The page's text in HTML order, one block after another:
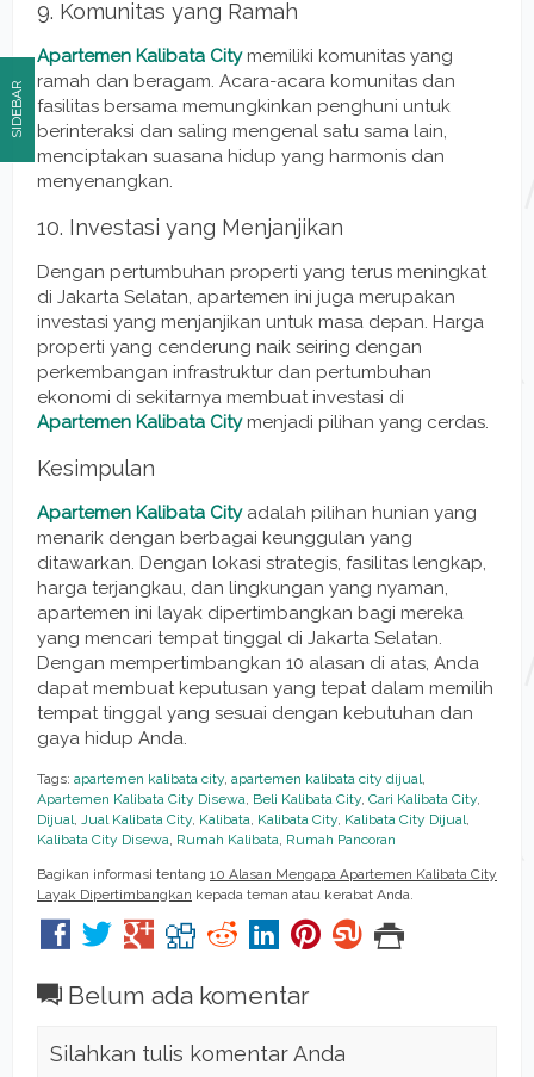
9. Komunitas yang Ramah
Apartemen Kalibata Citymemiliki komunitas yang
ramah dan beragam. Acara-acara komunitas dan
fasilitas bersama memungkinkan penghuni untuk
berinteraksi dan saling mengenal satu sama lain,
menciptakan suasana hidup yang harmonis dan
menyenangkan.
10. Investasi yang Menjanjikan
Dengan pertumbuhan properti yang terus meningkat
di Jakarta Selatan, apartemen ini juga merupakan
investasi yang menjanjikan untuk masa depan. Harga
properti yang cenderung naik seiring dengan
perkembangan infrastruktur dan pertumbuhan
ekonomi di sekitarnya membuat investasi di
Apartemen Kalibata Citymenjadi pilihan yang cerdas.
Kesimpulan
Apartemen Kalibata Cityadalah pilihan hunian yang
menarik dengan berbagai keunggulan yang
ditawarkan. Dengan lokasi strategis, fasilitas lengkap,
harga terjangkau, dan lingkungan yang nyaman,
apartemen ini layak dipertimbangkan bagi mereka
yang mencari tempat tinggal di Jakarta Selatan.
Dengan mempertimbangkan 10 alasan di atas, Anda
dapat membuat keputusan yang tepat dalam memilih
tempat tinggal yang sesuai dengan kebutuhan dan
gaya hidup Anda.
Tags: apartemen kalibata city, apartemen kalibata city dijual,
Apartemen Kalibata City Disewa, Beli Kalibata City, Cari Kalibata City,
Dijual, Jual Kalibata City, Kalibata, Kalibata City, Kalibata City Dijual,
Kalibata City Disewa, Rumah Kalibata, Rumah Pancoran
Bagikan informasi tentang 10 Alasan Mengapa Apartemen Kalibata City
Layak Dipertimbangkan kepada teman atau kerabat Anda.
Belum ada komentar
Silahkan tulis komentar Anda
SIDEBAR